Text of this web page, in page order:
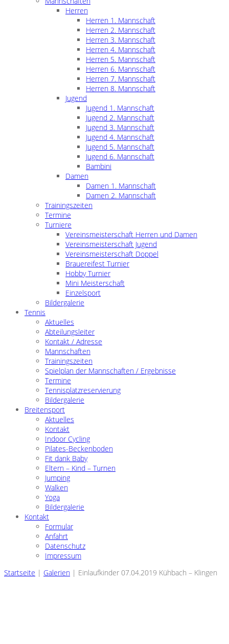
Herren
Herren 1. Mannschaft
Herren 2. Mannschaft
Herren 3. Mannschaft
Herren 4. Mannschaft
Herren 5. Mannschaft
Herren 6. Mannschaft
Herren 7. Mannschaft
Herren 8. Mannschaft
Jugend
Jugend 1. Mannschaft
Jugend 2. Mannschaft
Jugend 3. Mannschaft
Jugend 4. Mannschaft
Jugend 5. Mannschaft
Jugend 6. Mannschaft
Bambini
Damen
Damen 1. Mannschaft
Damen 2. Mannschaft
Trainingszeiten
Termine
Turniere
Vereinsmeisterschaft Herren und Damen
Vereinsmeisterschaft Jugend
Vereinsmeisterschaft Doppel
Brauereifest Turnier
Hobby Turnier
Mini Meisterschaft
Einzelsport
Bildergalerie
Tennis
Aktuelles
Abteilungsleiter
Kontakt / Adresse
Mannschaften
Trainingszeiten
Spielplan der Mannschaften / Ergebnisse
Termine
Tennisplatzreservierung
Bildergalerie
Breitensport
Aktuelles
Kontakt
Indoor Cycling
Pilates-Beckenboden
Fit dank Baby
Eltern – Kind – Turnen
Jumping
Walken
Yoga
Bildergalerie
Kontakt
Formular
Anfahrt
Datenschutz
Impressum
Startseite | Galerien | Einlaufkinder 07.04.2019 Kühbach – Klingen